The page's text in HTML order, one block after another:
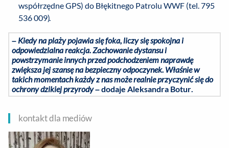
współrzędne GPS) do Błękitnego Patrolu WWF (tel. 795
536 009).
– Kiedy na plaży pojawia się foka, liczy się spokojna i
odpowiedzialna reakcja. Zachowanie dystansu i
powstrzymanie innych przed podchodzeniem naprawdę
zwiększa jej szansę na bezpieczny odpoczynek. Właśnie w
takich momentach każdy z nas może realnie przyczynić się do
ochrony dzikiej przyrody– dodaje Aleksandra Botur.
kontakt dla mediów